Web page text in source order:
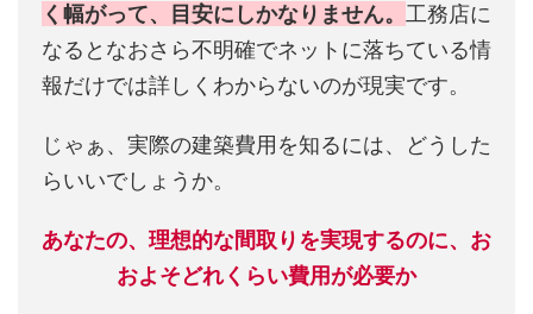
く幅がって、目安にしかなりません。 工務店に
なるとなおさら不明確でネットに落ちている情
報だけでは詳しくわからないのが現実です。
じゃぁ、実際の建築費用を知るには、どうした
らいいでしょうか。
あなたの、理想的な間取りを実現するのに、お
およそどれくらい費用が必要か